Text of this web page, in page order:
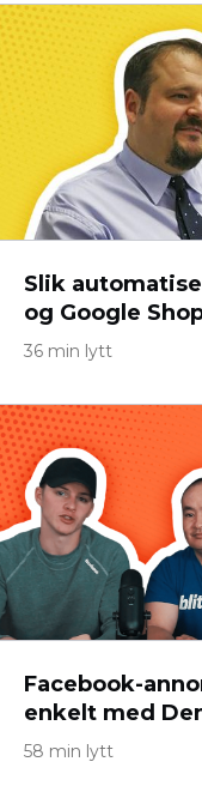
Slik
og Google
36 min lytt
Facebook-
enkelt med
58 min lytt